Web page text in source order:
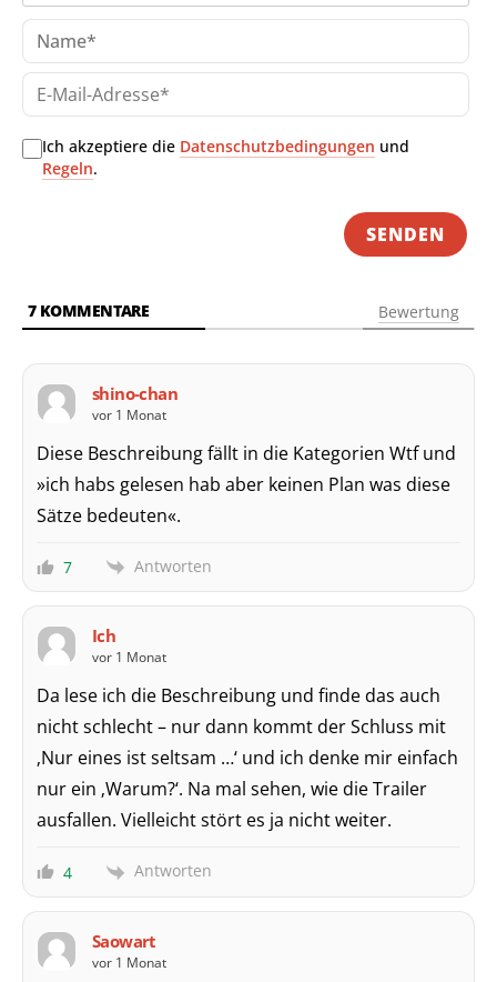
E-
Ich akzeptiere die Datenschutzbedingungen und
Regeln.
7KOMMENTARE Bewertung
shino-chan
vor 1 Monat
Diese Beschreibung fällt in die Kategorien Wtf und
»ich habs gelesen hab aber keinen Plan was diese
Sätze bedeuten«.
7 Antworten
Ich
vor 1 Monat
Da lese ich die Beschreibung und finde das auch
nicht schlecht – nur dann kommt der Schluss mit
‚Nur eines ist seltsam …‘ und ich denke mir einfach
nur ein ‚Warum?‘. Na mal sehen, wie die Trailer
ausfallen. Vielleicht stört es ja nicht weiter.
4 Antworten
Saowart
vor 1 Monat